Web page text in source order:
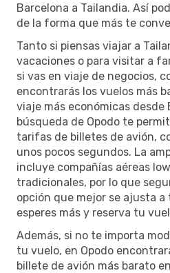
Barcelona a Tailandia. Así
de la forma que más te
Tanto si piensas viajar a
vacaciones o para visitar a
si vas en viaje de negocios,
encontrarás los vuelos más
viaje más económicas desde
búsqueda de Opodo te
tarifas de billetes de avión,
unos pocos segundos. La
incluye compañías aéreas
tradicionales, por lo que
opción que mejor se ajusta a
esperes más y reserva tu
Además, si no te importa
tu vuelo, en Opodo
billete de avión más barato